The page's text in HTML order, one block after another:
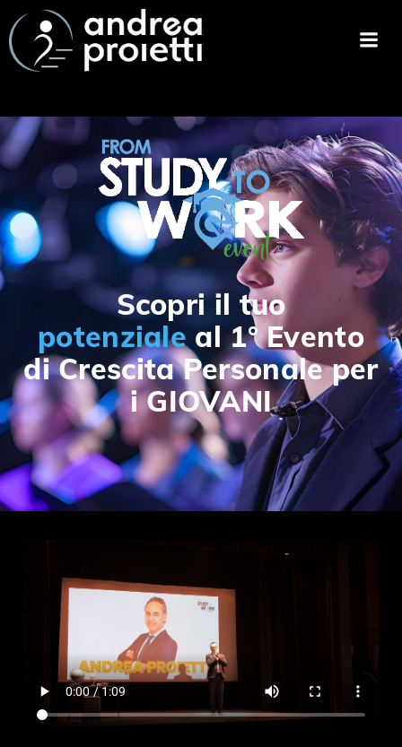
Scopri il tuo
potenzialeal 1° Evento
di Crescita Personale per
i GIOVANI